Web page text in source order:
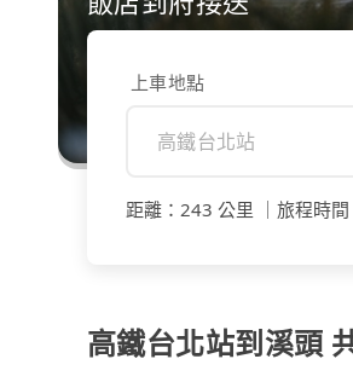
上車地點
距離 ： 243 公里 旅程時間
高鐵台北站到溪頭